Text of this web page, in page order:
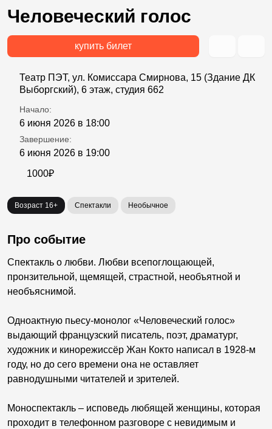
Человеческий голос
купить билет
Театр ПЭТ, ул. Комиссара Смирнова, 15 (Здание ДК
Выборгский), 6 этаж, студия 662
Начало:
6 июня 2026 в 18:00
Завершение:
6 июня 2026 в 19:00
1000₽
Возраст 16+ Спектакли Необычное
Про событие
Спектакль о любви. Любви всепоглощающей,
пронзительной, щемящей, страстной, необъятной и
необъяснимой.
Одноактную пьесу-монолог «Человеческий голос»
выдающий французский писатель, поэт, драматург,
художник и кинорежиссёр Жан Кокто написал в 1928-м
году, но до сего времени она не оставляет
равнодушными читателей и зрителей.
Моноспектакль – исповедь любящей женщины, которая
проходит в телефонном разговоре с невидимым и